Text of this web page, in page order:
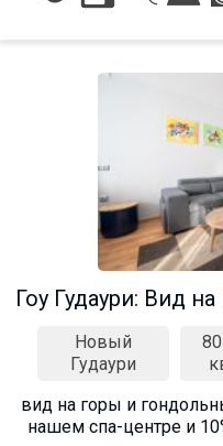
Гоу Гудаури: Вид
Новый
Гудаури
вид на горы и
нашем спа-центре и